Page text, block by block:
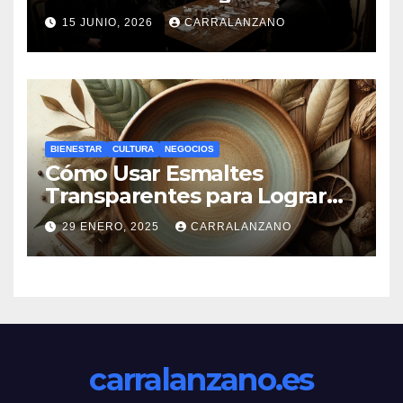
15 JUNIO, 2026 CARRALANZANO
BIENESTAR CULTURA NEGOCIOS
Cómo Usar Esmaltes
Transparentes para Lograr
Efectos Naturales
29 ENERO, 2025 CARRALANZANO
carralanzano.es